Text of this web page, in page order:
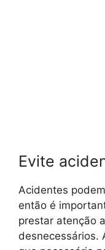
Evite
Acidentes
então é
prestar atenção
desnecessários.